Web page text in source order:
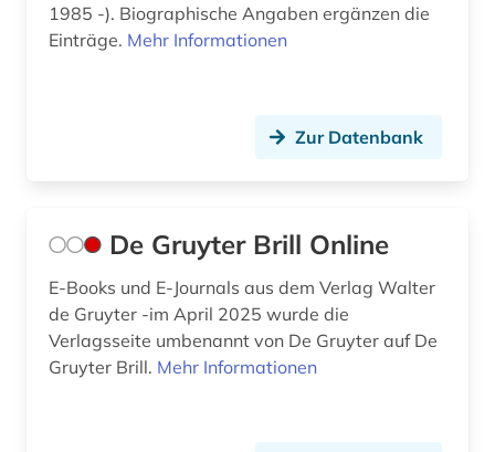
1985 -). Biographische Angaben ergänzen die
Einträge. Mehr Informationen
Zur Datenbank
De Gruyter Brill Online
E-Books und E-Journals aus dem Verlag Walter
de Gruyter -im April 2025 wurde die
Verlagsseite umbenannt von De Gruyter auf De
Gruyter Brill. Mehr Informationen